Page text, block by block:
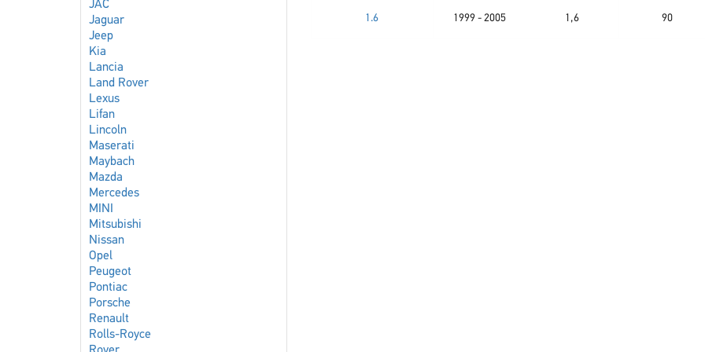
JAC
Jaguar
Jeep
Kia
Lancia
Land Rover
Lexus
Lifan
Lincoln
Maserati
Maybach
Mazda
Mercedes
MINI
Mitsubishi
Nissan
Opel
Peugeot
Pontiac
Porsche
Renault
Rolls-Royce
1.6 1999 - 2005 1,6 90